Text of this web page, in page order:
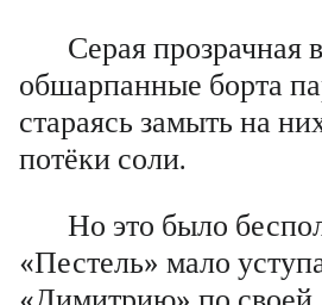
Серая прозрачная
обшарпанные борта
стараясь замыть на
потёки соли.
Но это было
«Пестель» мало